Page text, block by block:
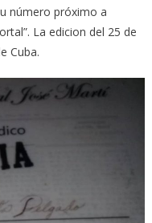
número próximo a
La edicion del 25 de
Cuba.